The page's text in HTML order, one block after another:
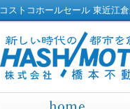
コストコホールセール 東近江